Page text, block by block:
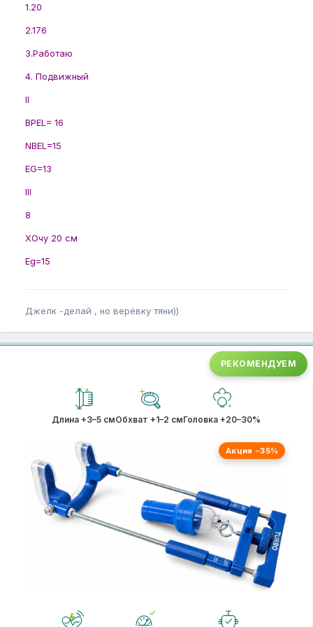
1.20
2.176
3.Работаю
4. Подвижный
II
BPEL= 16
NBEL=15
EG=13
III
8
ХОчу 20 см
Eg=15
Джелк -делай , но верёвку тяни))
РЕКОМЕНДУЕМ
Длина +3–5 смОбхват +1–2 смГоловка +20–30%
Акция −35%